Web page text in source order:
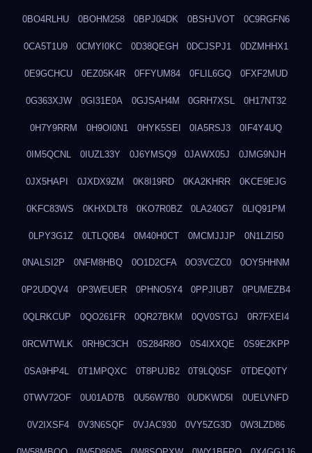
0BO4RLHU 0BOHM258 0BPJ04DK 0BSHJVOT 0C9RGFN6
0CA5T1U9 0CMYI0KC 0D38QEGH 0DCJSPJ1 0DZMHHX1
0E9GCHCU 0EZ05K4R 0FFYUM84 0FLIL6GQ 0FXF2MUD
0G363XJW 0GI31E0A 0GJSAH4M 0GRH7XSL 0H17NT32
0H7Y9RRM 0H9OI0N1 0HYK5SEI 0IA5RSJ3 0IF4Y4UQ
0IM5QCNL 0IUZL33Y 0J6YMSQ9 0JAWX05J 0JMG9NJH
0JX5HAPI 0JXDX9ZM 0K8I19RD 0KA2KHRR 0KCE9EJG
0KFC83WS 0KHXDLT8 0KO7R0BZ 0LA240G7 0LIQ91PM
0LPY3G1Z 0LTLQ0B4 0M40H0CT 0MCMJJJP 0N1LZI50
0NALSI2P 0NFM8HBQ 0O1D2CFA 0O3VCZC0 0OY5HHNM
0P2UDQV4 0P3WEUER 0PHNO5Y4 0PPJIUB7 0PUMEZB4
0QLRKCUP 0QO261FR 0QR27BKM 0QV0STGJ 0R7FXEI4
0RCWTWLK 0RH9C3CH 0S284R8O 0S4IXXQE 0S9E2KPP
0SA9HP4L 0T1MPQXC 0T8PUJB2 0T9LQ0SF 0TDEQ0TY
0TWV72OF 0U01AD7B 0U56W7B0 0UDKWD5I 0UELVNFD
0V2IXSF4 0V3N6SQF 0VJAC930 0VY5ZG3D 0W3LZD86